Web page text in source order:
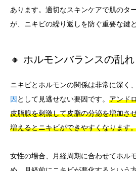
あります。適切なスキンケアで肌のタ
が、ニキビの繰り返しを防ぐ重要な鍵
🔸 ホルモンバランスの乱れ
ニキビとホルモンの関係は非常に深く
因 として見逃せない要因です。 アンド
皮脂腺を刺激して皮脂の分泌を増加さ
増えるとニキビができやすくなります
女性の場合、月経周期に合わせてホル